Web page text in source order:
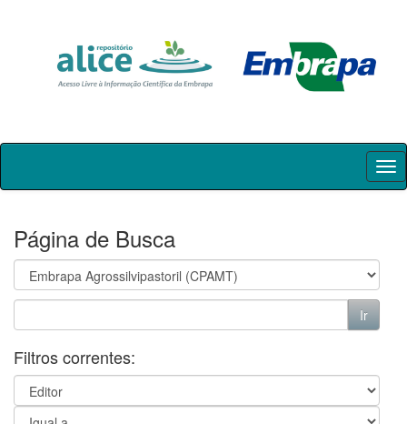
Skip
Página de Busca
Filtros correntes: